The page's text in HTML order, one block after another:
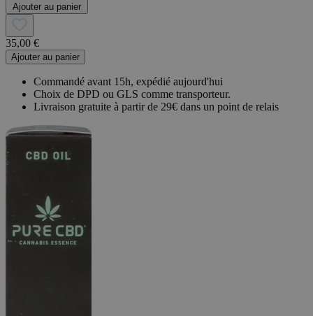
Ajouter au panier
35,00 €
Ajouter au panier
Commandé avant 15h, expédié aujourd'hui
Choix de DPD ou GLS comme transporteur.
Livraison gratuite à partir de 29€ dans un point de relais